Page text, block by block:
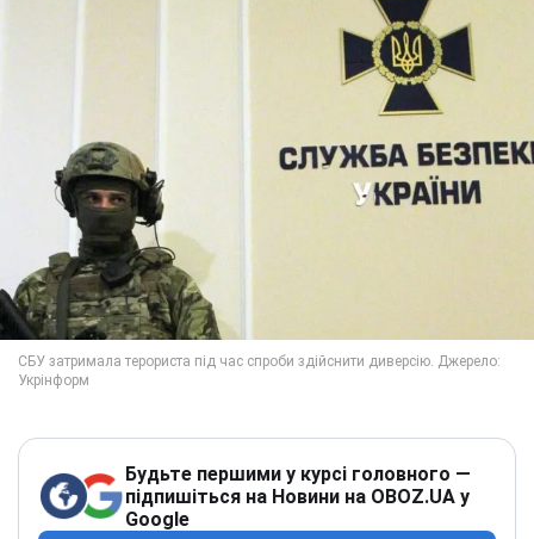
Будьте першими у курсі головного —
підпишіться на Новини на OBOZ.UA у
Google